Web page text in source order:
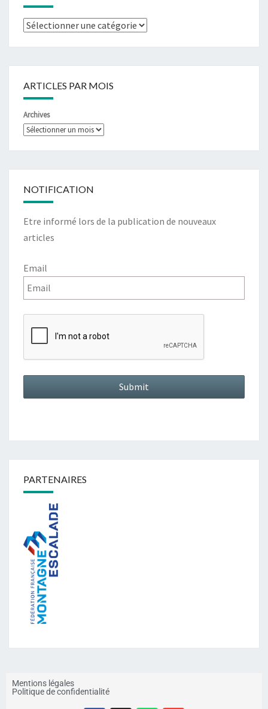
ARTICLES PAR MOIS
Archives
NOTIFICATION
Etre informé lors de la publication de nouveaux
articles
Email
PARTENAIRES
Mentions légales
Politique de confidentialité